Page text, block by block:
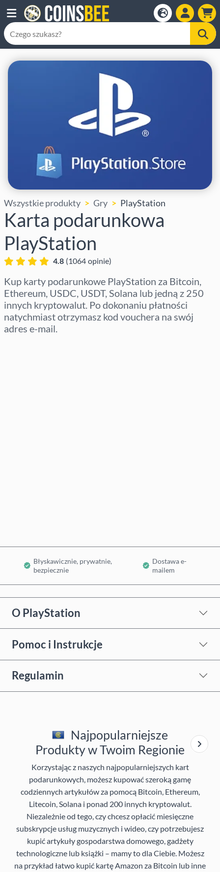
Wszystkie produkty Gry PlayStation
Karta podarunkowa
PlayStation
4.8 (1064 opinie)
Kup karty podarunkowe PlayStation za Bitcoin,
Ethereum, USDC, USDT, Solana lub jedną z 250
innych kryptowalut. Po dokonaniu płatności
natychmiast otrzymasz kod vouchera na swój
adres e-mail.
Błyskawicznie, prywatnie,
bezpiecznie
Dostawa e-
mailem
O PlayStation
Pomoc i Instrukcje
Regulamin
Najpopularniejsze
Produkty w Twoim Regionie
Korzystając z naszych najpopularniejszych kart
podarunkowych, możesz kupować szeroką gamę
codziennych artykułów za pomocą Bitcoin, Ethereum,
Litecoin, Solana i ponad 200 innych kryptowalut.
Niezależnie od tego, czy chcesz opłacić miesięczne
subskrypcje usług muzycznych i wideo, czy potrzebujesz
kupić artykuły gospodarstwa domowego, gadżety
technologiczne lub książki – mamy to dla Ciebie. Możesz
na przykład łatwo kupić kartę Amazon za Bitcoin lub inne